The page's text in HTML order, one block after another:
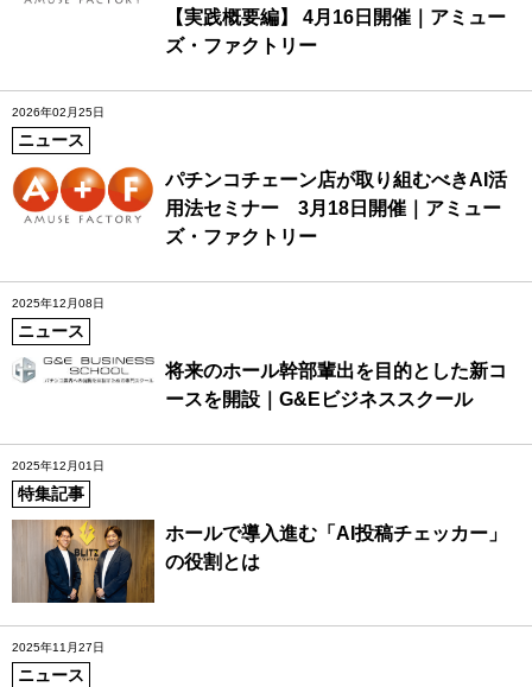
【実践概要編】 4月16日開催｜アミュー
ズ・ファクトリー
2026年02月25日
ニュース
パチンコチェーン店が取り組むべきAI活
用法セミナー 3月18日開催｜アミュー
ズ・ファクトリー
2025年12月08日
ニュース
将来のホール幹部輩出を目的とした新コ
ースを開設｜G&Eビジネススクール
2025年12月01日
特集記事
ホールで導入進む「AI投稿チェッカー」
の役割とは
2025年11月27日
ニュース